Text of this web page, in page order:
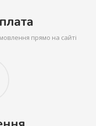
прямо на сайті